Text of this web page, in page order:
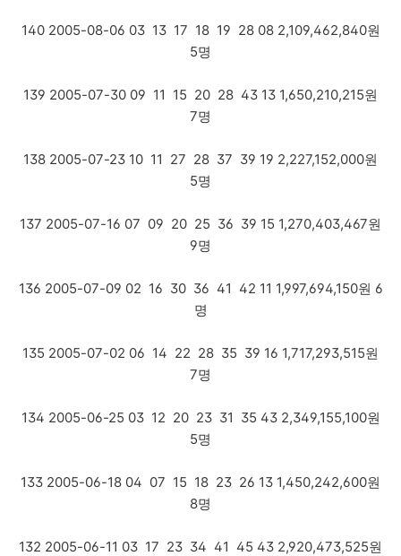
140 2005-08-06 03 13 17 18 19 28 08 2,109,462,840원
5명
139 2005-07-30 09 11 15 20 28 43 13 1,650,210,215원
7명
138 2005-07-23 10 11 27 28 37 39 19 2,227,152,000원
5명
137 2005-07-16 07 09 20 25 36 39 15 1,270,403,467원
9명
136 2005-07-09 02 16 30 36 41 42 11 1,997,694,150원 6
명
135 2005-07-02 06 14 22 28 35 39 16 1,717,293,515원
7명
134 2005-06-25 03 12 20 23 31 35 43 2,349,155,100원
5명
133 2005-06-18 04 07 15 18 23 26 13 1,450,242,600원
8명
132 2005-06-11 03 17 23 34 41 45 43 2,920,473,525원